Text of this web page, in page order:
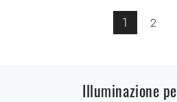
1 2
Illuminazione